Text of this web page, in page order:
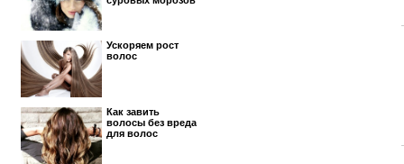
Ускоряем рост
волос
Как завить
волосы без вреда
для волос